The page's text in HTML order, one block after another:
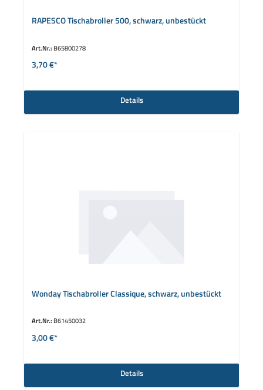
RAPESCO Tischabroller 500, schwarz, unbestückt
Art.Nr.: B65800278
3,70 €*
Details
Wonday Tischabroller Classique, schwarz, unbestückt
Art.Nr.: B61450032
3,00 €*
Details